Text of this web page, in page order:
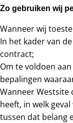
Zo gebruiken wij
Wanneer wij
In het kader van
contract;
Om te voldoen
bepalingen
Wanneer
heeft, in welk
tussen dat belang